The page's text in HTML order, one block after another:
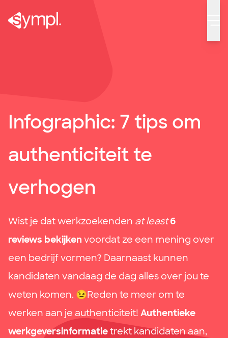
Infographic: 7 tips om
authenticiteit te
verhogen
Wist je dat werkzoekenden at least 6
reviews bekijken voordat ze een mening over
een bedrijf vormen? Daarnaast kunnen
kandidaten vandaag de dag alles over jou te
weten komen. 😉Reden te meer om te
werken aan je authenticiteit! Authentieke
werkgeversinformatietrekt kandidaten aan,